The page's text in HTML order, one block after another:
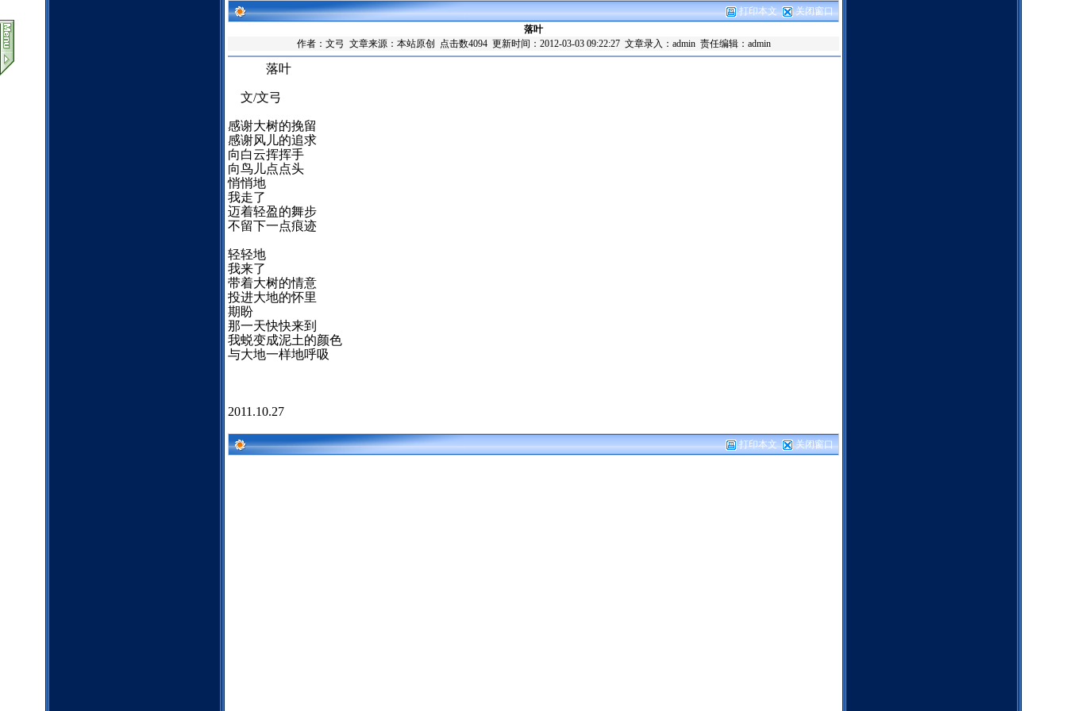
打印本文
关闭窗口
落叶
作者： 文弓 文章来源：本站原创 点击数4094 更新时间：2012-03-03 09:22:27 文章录入：admin 责任编辑：admin
落叶
文/文弓
感谢大树的挽留
感谢风儿的追求
向白云挥挥手
向鸟儿点点头
悄悄地
我走了
迈着轻盈的舞步
不留下一点痕迹
轻轻地
我来了
带着大树的情意
投进大地的怀里
期盼
那一天快快来到
我蜕变成泥土的颜色
与大地一样地呼吸
2011.10.27
打印本文 关闭窗口